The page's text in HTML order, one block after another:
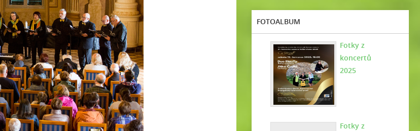
FOTOALBUM
Fotky z
koncertů
2025
Fotky z